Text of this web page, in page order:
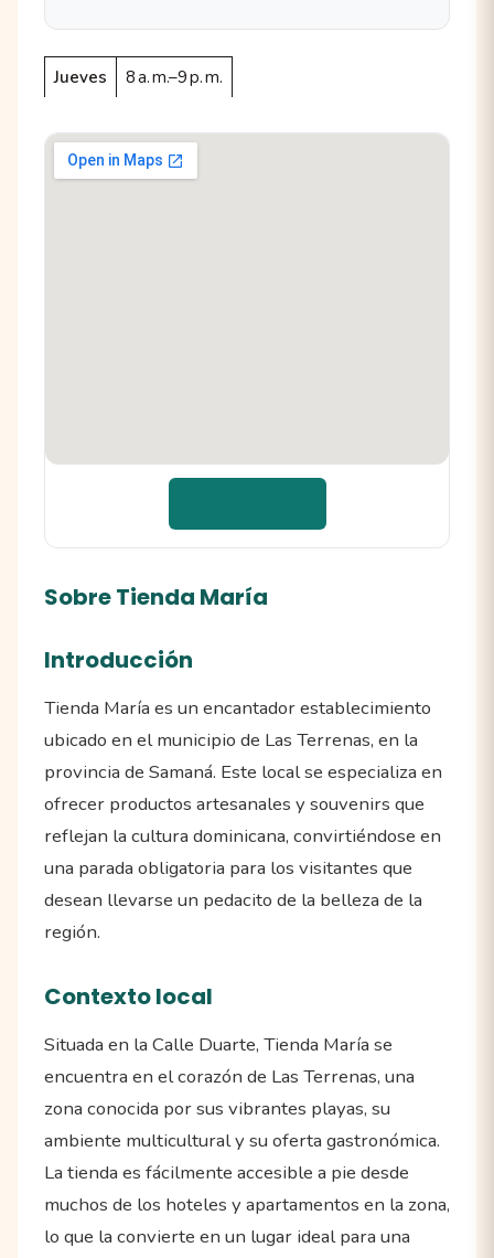
Jueves 8 a. m.–9 p. m.
Sobre Tienda María
Introducción
Tienda María es un encantador establecimiento
ubicado en el municipio de Las Terrenas, en la
provincia de Samaná. Este local se especializa en
ofrecer productos artesanales y souvenirs que
reflejan la cultura dominicana, convirtiéndose en
una parada obligatoria para los visitantes que
desean llevarse un pedacito de la belleza de la
región.
Contexto local
Situada en la Calle Duarte, Tienda María se
encuentra en el corazón de Las Terrenas, una
zona conocida por sus vibrantes playas, su
ambiente multicultural y su oferta gastronómica.
La tienda es fácilmente accesible a pie desde
muchos de los hoteles y apartamentos en la zona,
lo que la convierte en un lugar ideal para una